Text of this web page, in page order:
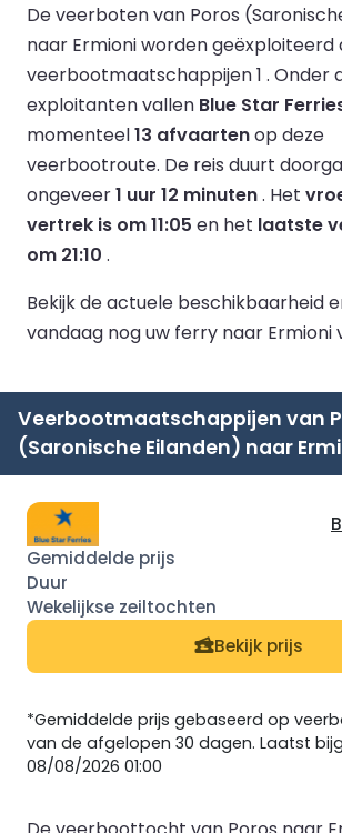
De veerboten van Poros
naar Ermioni worden geëxploiteerd
veerbootmaatschappijen 1 . Onder
exploitanten vallen Blue Star
momenteel13 afvaartenop deze
veerbootroute. De reis duurt
ongeveer1 uur 12 minuten. Het
vertrek is om 11:05 en het laatste
om 21:10 .
Bekijk de actuele beschikbaarheid
vandaag nog uw ferry naar Ermioni
Veerbootmaatschappijen van
(Saronische Eilanden) naar
Bekijk prijs
*Gemiddelde prijs gebaseerd op
van de afgelopen 30 dagen. Laatst
08/08/2026 01:00